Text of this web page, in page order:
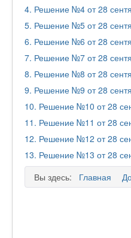
4. Решение №4 от 28
5. Решение №5 от 28
6. Решение №6 от 28
7. Решение №7 от 28
8. Решение №8 от 28
9. Решение №9 от 28
10. Решение №10 от 28
11. Решение №11 от 28
12. Решение №12 от 28
13. Решение №13 от 28
Вы здесь:
Главная